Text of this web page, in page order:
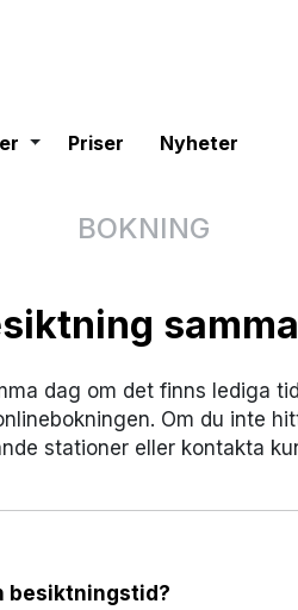
Toggle dropdown
Priser Nyheter
BOKNING
dag om det finns lediga
Om du inte
stationer eller kontakta
besiktningstid?